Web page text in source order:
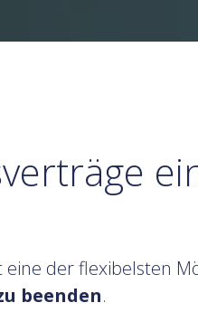
der flexibelsten
beenden.